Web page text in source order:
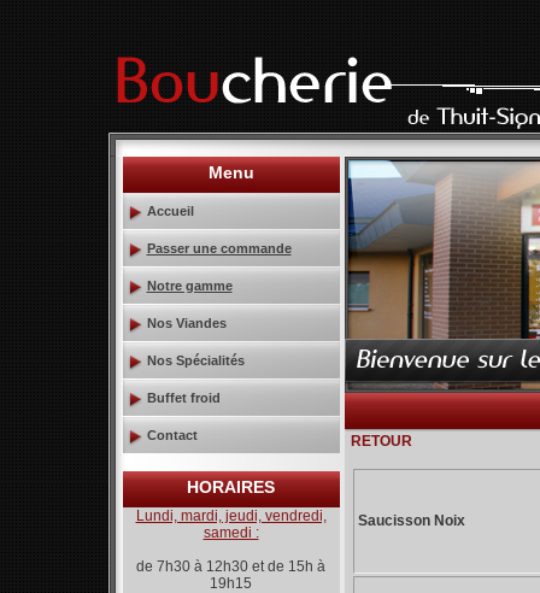
Menu
Accueil
Passer une commande
Notre gamme
Nos Viandes
Nos Spécialités
Buffet froid
Contact
HORAIRES
Lundi, mardi, jeudi, vendredi,
samedi :
de 7h30 à 12h30 et de 15h à
19h15
RETOUR
Saucisson Noix